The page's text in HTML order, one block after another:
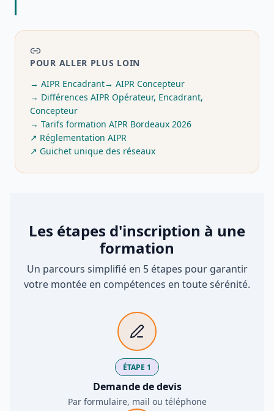
POUR ALLER PLUS LOIN
→ AIPR Encadrant→ AIPR Concepteur
→ Différences AIPR Opérateur, Encadrant,
Concepteur
→ Tarifs formation AIPR Bordeaux 2026
↗ Réglementation AIPR
↗ Guichet unique des réseaux
Les étapes d'inscription à une
formation
Un parcours simplifié en 5 étapes pour garantir
votre montée en compétences en toute sérénité.
ÉTAPE 1
Demande de devis
Par formulaire, mail ou téléphone